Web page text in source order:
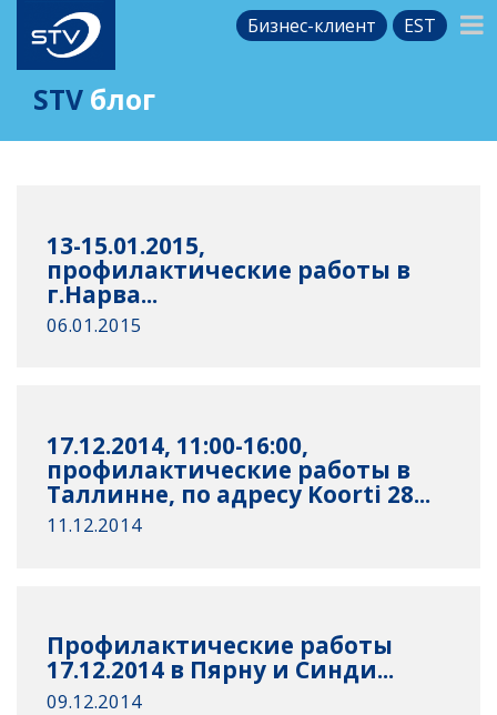
Бизнес-клиент EST
STV блог
13-15.01.2015,
профилактические работы в
г.Нарва...
06.01.2015
17.12.2014, 11:00-16:00,
профилактические работы в
Таллинне, по адресу Koorti 28...
11.12.2014
Профилактические работы
17.12.2014 в Пярну и Синди...
09.12.2014